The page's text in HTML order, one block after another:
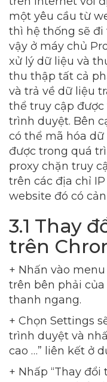
một yêu cầu từ
thì hệ thống sẽ đi
vậy ở máy chủ
xử lý dữ liệu và
thu thập tất cả
và trả về dữ liệu
thể truy cập
trình duyệt. Bên
có thể mã hóa
được trong quá
proxy chặn truy
trên các địa chỉ
website đó có
3.1 Thay
trên
+ Nhấn vào
trên bên phải của
thanh ngang.
+ Chọn Settings
trình duyệt và
cao …” liên kết ở
+ Nhấp “Thay đổi